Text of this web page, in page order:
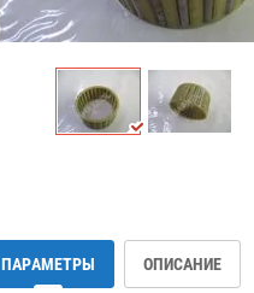
ПАРАМЕТРЫ ОПИСАНИЕ